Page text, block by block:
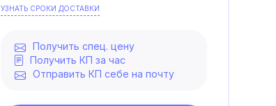
УЗНАТЬ СРОКИ ДОСТАВКИ
Получить спец. цену
Получить КП за час
Отправить КП себе на почту